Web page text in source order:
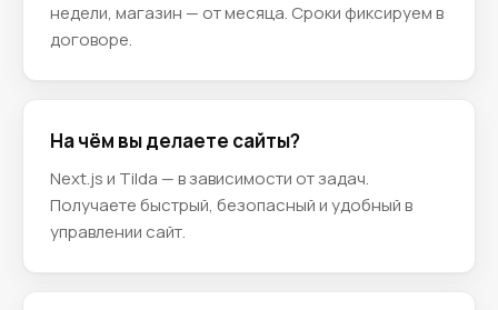
недели, магазин — от месяца. Сроки фиксируем в
договоре.
На чём вы делаете сайты?
Next.js и Tilda — в зависимости от задач.
Получаете быстрый, безопасный и удобный в
управлении сайт.